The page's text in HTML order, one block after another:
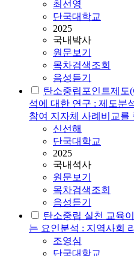
최선영
단국대학교
2025
국내박사
원문보기
목차검색조회
음성듣기
탄소중립포인트제도
석에 대한 연구 : 제도분
참여 지자체 사례비교를
신선해
단국대학교
2025
국내석사
원문보기
목차검색조회
음성듣기
탄소중립 실천 교육
는 요인분석 : 지역사회
조영심
단국대학교